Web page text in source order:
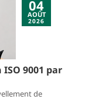
04
AOÛT
2026
9001 par
de